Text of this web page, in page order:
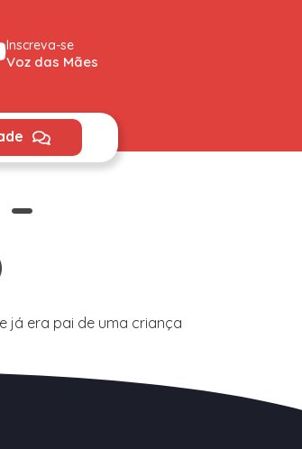
Inscreva-se
Voz das Mães
já era pai de uma criança